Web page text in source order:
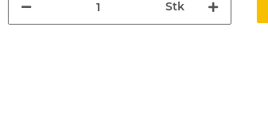
Stk